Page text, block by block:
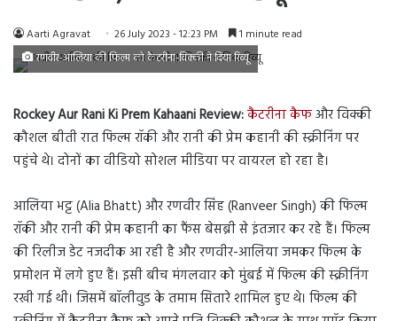
Aarti Agravat 26 July 2023 - 12:23 PM 1 minute read
रणवीर-आलिया की फिल्म को कैटरीना-विक्की ने दिया रिव्यू
Rockey Aur Rani Ki Prem Kahaani Review:कैटरीना कैफऔर विक्की
कौशल बीती रात फिल्म रॉकी और रानी की प्रेम कहानी की स्क्रीनिंग पर
पहुंचे थे। दोनों का वीडियो सोशल मीडिया पर वायरल हो रहा है।
आलिया भट्ट (Alia Bhatt) और रणवीर सिंह (Ranveer Singh) की फिल्म
रॉकी और रानी की प्रेम कहानी का फैंस बेसब्री से इंतजार कर रहे हैं। फिल्म
की रिलीज डेट नजदीक आ रही है और रणवीर-आलिया जमकर फिल्म के
प्रमोशन में लगे हुए हैं। इसी बीच मंगलवार को मुंबई में फिल्म की स्क्रीनिंग
रखी गई थी। जिसमें बॉलीवुड के तमाम सितारे शामिल हुए थे। फिल्म की